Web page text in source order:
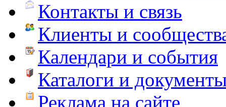
Контакты и связь
Клиенты и
Календари и события
Каталоги и
Реклама на сайте